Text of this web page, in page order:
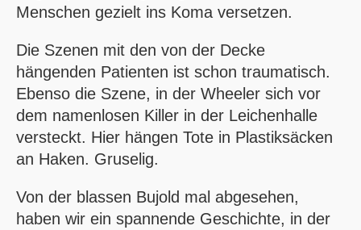
Menschen gezielt ins Koma versetzen.
Die Szenen mit den von der Decke
hängenden Patienten ist schon traumatisch.
Ebenso die Szene, in der Wheeler sich vor
dem namenlosen Killer in der Leichenhalle
versteckt. Hier hängen Tote in Plastiksäcken
an Haken. Gruselig.
Von der blassen Bujold mal abgesehen,
haben wir ein spannende Geschichte, in der